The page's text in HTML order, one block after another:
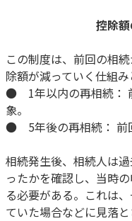
控除
この制度は、前回の相
除額が減っていく仕組み
● 1年以内の再相続：
象。
● 5年後の再相続： 前
相続発生後、相続人は
ったかを確認し、当時
る必要がある。これは
ていた場合などに見落